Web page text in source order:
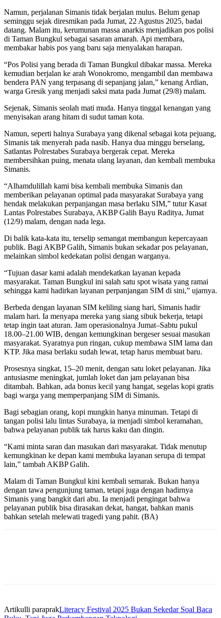
Namun, perjalanan Simanis tidak berjalan mulus. Belum genap
seminggu sejak diresmikan pada Jumat, 22 Agustus 2025, badai
datang. Malam itu, kerumunan massa anarkis menjadikan pos polisi
di Taman Bungkul sebagai sasaran amarah. Api membara,
membakar habis pos yang baru saja menyalakan harapan.
“Pos Polisi yang berada di Taman Bungkul dibakar massa. Mereka
kemudian berjalan ke arah Wonokromo, mengambil dan membawa
bendera PAN yang terpasang di sepanjang jalan,” kenang Ardian,
warga Gresik yang menjadi saksi mata pada Jumat (29/8) malam.
Sejenak, Simanis seolah mati muda. Hanya tinggal kenangan yang
menyisakan arang hitam di sudut taman kota.
Namun, seperti halnya Surabaya yang dikenal sebagai kota pejuang,
Simanis tak menyerah pada nasib. Hanya dua minggu berselang,
Satlantas Polrestabes Surabaya bergerak cepat. Mereka
membersihkan puing, menata ulang layanan, dan kembali membuka
Simanis.
“Alhamdulillah kami bisa kembali membuka Simanis dan
memberikan pelayanan optimal pada masyarakat Surabaya yang
hendak melakukan perpanjangan masa berlaku SIM,” tutur Kasat
Lantas Polrestabes Surabaya, AKBP Galih Bayu Raditya, Jumat
(12/9) malam, dengan nada lega.
Di balik kata-kata itu, terselip semangat membangun kepercayaan
publik. Bagi AKBP Galih, Simanis bukan sekadar pos pelayanan,
melainkan simbol kedekatan polisi dengan warganya.
“Tujuan dasar kami adalah mendekatkan layanan kepada
masyarakat. Taman Bungkul ini salah satu spot wisata yang ramai
sehingga kami hadirkan layanan perpanjangan SIM di sini,” ujarnya.
Berbeda dengan layanan SIM keliling siang hari, Simanis hadir
malam hari. Ia menyapa mereka yang siang sibuk bekerja, tetapi
tetap ingin taat aturan. Jam operasionalnya Jumat–Sabtu pukul
18.00–21.00 WIB, dengan kemungkinan bergeser sesuai masukan
masyarakat. Syaratnya pun ringan, cukup membawa SIM lama dan
KTP. Jika masa berlaku sudah lewat, tetap harus membuat baru.
Prosesnya singkat, 15–20 menit, dengan satu loket pelayanan. Jika
antusiasme meningkat, jumlah loket dan jam pelayanan bisa
ditambah. Bahkan, ada bonus kecil yang hangat, segelas kopi gratis
bagi warga yang memperpanjang SIM di Simanis.
Bagi sebagian orang, kopi mungkin hanya minuman. Tetapi di
tangan polisi lalu lintas Surabaya, ia menjadi simbol keramahan,
bahwa pelayanan publik tak harus kaku dan dingin.
“Kami minta saran dan masukan dari masyarakat. Tidak menutup
kemungkinan ke depan kami membuka layanan serupa di tempat
lain,” tambah AKBP Galih.
Malam di Taman Bungkul kini kembali semarak. Bukan hanya
dengan tawa pengunjung taman, tetapi juga dengan hadirnya
Simanis yang bangkit dari abu. Ia menjadi pengingat bahwa
pelayanan publik bisa dirasakan dekat, hangat, bahkan manis
bahkan setelah melewati tragedi yang pahit. (BA)
Artikulli paraprakLiteracy Festival 2025 Bukan Sekedar Soal Baca